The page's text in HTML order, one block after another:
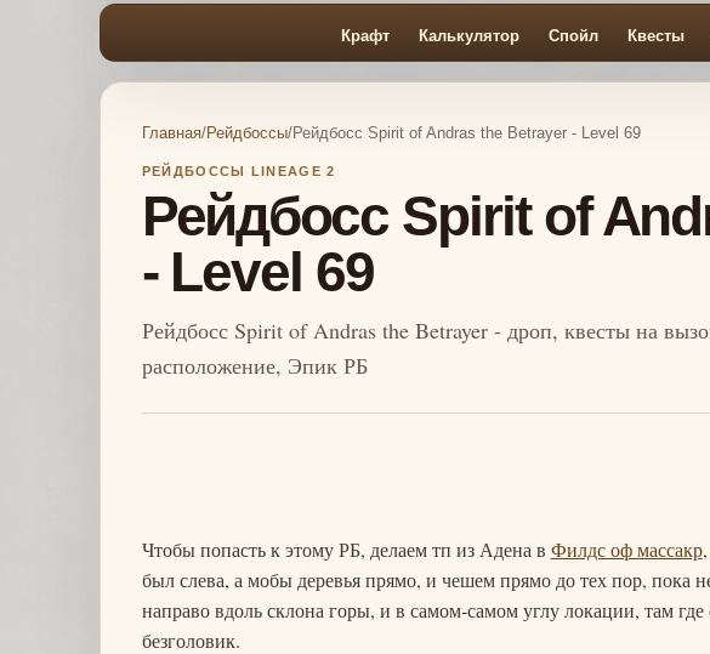
Крафт Калькулятор Спойл Квесты
Главная/Рейдбоссы/Рейдбосс Spirit of Andras the Betrayer - Level 69
РЕЙДБОССЫ LINEAGE 2
Рейдбосс Spirit of
- Level 69
Рейдбосс Spirit of Andras the Betrayer - дроп, квесты на
расположение, Эпик РБ
Чтобы попасть к этому РБ, делаем тп из Адена в Филдс оф массакр
был слева, а мобы деревья прямо, и чешем прямо до тех пор, пока
направо вдоль склона горы, и в самом-самом углу локации, там
безголовик.